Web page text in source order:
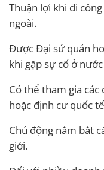
Thuận lợi khi đi
ngoài.
Được Đại sứ quán
khi gặp sự cố ở
Có thể tham gia
hoặc định cư quốc
Chủ động nắm bắt
giới.